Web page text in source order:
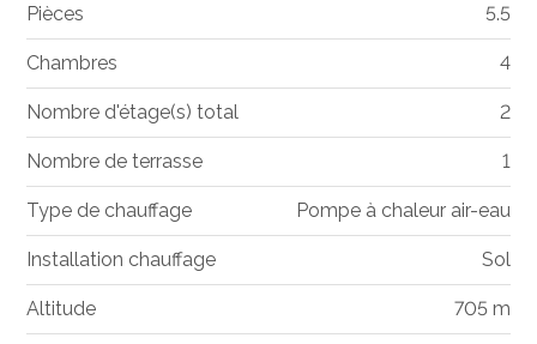
Pièces 5.5
Chambres 4
Nombre d'étage(s) total 2
Nombre de terrasse 1
Type de chauffage Pompe à chaleur air-eau
Installation chauffage Sol
Altitude 705 m